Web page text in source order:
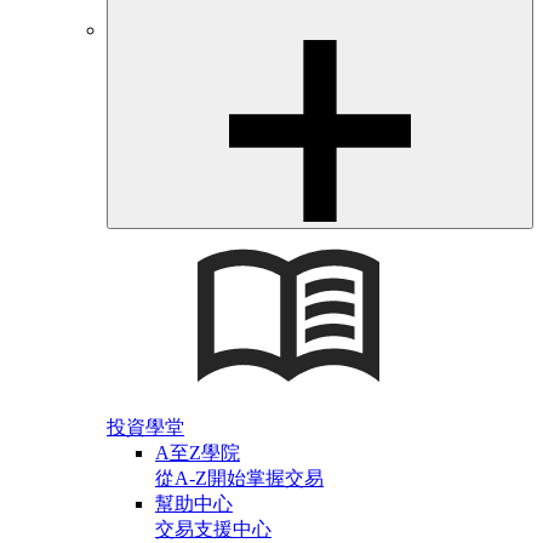
投資學堂
A至Z學院
從A-Z開始掌握交易
幫助中心
交易支援中心